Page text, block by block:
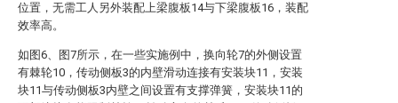
位置，无需工人另外装配上梁腹板14与下梁腹板16，装配
效率高。
如图6、图7所示，在一些实施例中，换向轮7的外侧设置
有棘轮10，传动侧板3的内壁滑动连接有安装块11，安装
块11与传动侧板3内壁之间设置有支撑弹簧，安装块11的